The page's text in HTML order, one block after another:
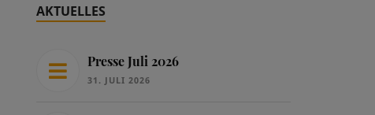
AKTUELLES
Presse Juli 2026
31. JULI 2026